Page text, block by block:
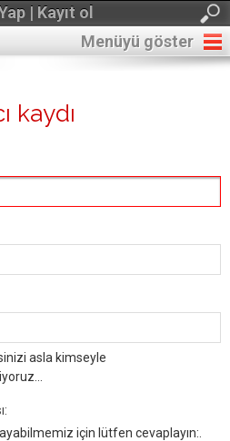
| Kayıt ol
Menüyü göster
kaydı
asla kimseyle
için lütfen cevaplayın:.